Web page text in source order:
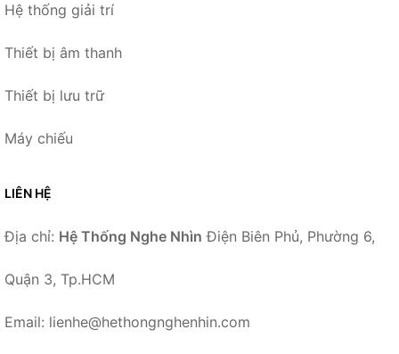
Hệ thống giải trí
Thiết bị âm thanh
Thiết bị lưu trữ
Máy chiếu
LIÊN HỆ
Địa chỉ: Hệ Thống Nghe Nhìn Điện Biên Phủ, Phường 6,
Quận 3, Tp.HCM
Email: lienhe@hethongnghenhin.com